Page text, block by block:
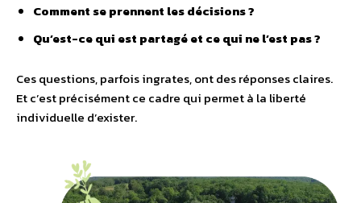
Comment se prennent les décisions ?
Qu’est-ce qui est partagé et ce qui ne l’est pas ?
Ces questions, parfois ingrates, ont des réponses claires.
Et c’est précisément ce cadre qui permet à la liberté
individuelle d’exister.